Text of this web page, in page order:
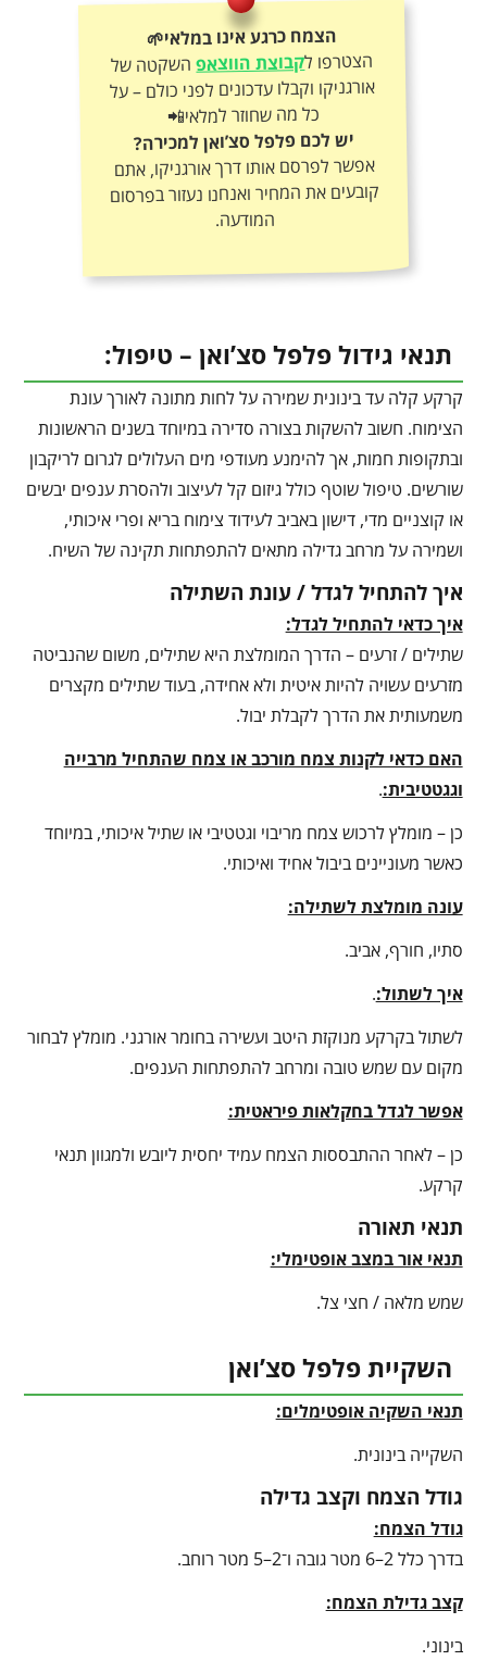
הצמח כרגע אינו במלאי🌱
הצטרפו לקבוצת הווצאפהשקטה של
אורגניקו וקבלו עדכונים לפני כולם – על
כל מה שחוזר למלאי📲
יש לכם פלפל סצ’ואן למכירה?
אפשר לפרסם אותו דרך אורגניקו, אתם
קובעים את המחיר ואנחנו נעזור בפרסום
המודעה.
תנאי גידול פלפל סצ’ואן – טיפול:
קרקע קלה עד בינונית שמירה על לחות מתונה לאורך עונת
הצימוח. חשוב להשקות בצורה סדירה במיוחד בשנים הראשונות
ובתקופות חמות, אך להימנע מעודפי מים העלולים לגרום לריקבון
שורשים. טיפול שוטף כולל גיזום קל לעיצוב ולהסרת ענפים יבשים
או קוצניים מדי, דישון באביב לעידוד צימוח בריא ופרי איכותי,
ושמירה על מרחב גדילה מתאים להתפתחות תקינה של השיח.
איך להתחיל לגדל / עונת השתילה
איך כדאי להתחיל לגדל:
שתילים / זרעים – הדרך המומלצת היא שתילים, משום שהנביטה
מזרעים עשויה להיות איטית ולא אחידה, בעוד שתילים מקצרים
משמעותית את הדרך לקבלת יבול.
האם כדאי לקנות צמח מורכב או צמח שהתחיל מרבייה
וגגטטיבית:.
כן – מומלץ לרכוש צמח מריבוי וגטטיבי או שתיל איכותי, במיוחד
כאשר מעוניינים ביבול אחיד ואיכותי.
עונה מומלצת לשתילה:
סתיו, חורף, אביב.
איך לשתול:.
לשתול בקרקע מנוקזת היטב ועשירה בחומר אורגני. מומלץ לבחור
מקום עם שמש טובה ומרחב להתפתחות הענפים.
אפשר לגדל בחקלאות פיראטית:
כן – לאחר ההתבססות הצמח עמיד יחסית ליובש ולמגוון תנאי
קרקע.
תנאי תאורה
תנאי אור במצב אופטימלי:
שמש מלאה / חצי צל.
השקיית פלפל סצ’ואן
תנאי השקיה אופטימלים:
השקייה בינונית.
גודל הצמח וקצב גדילה
גודל הצמח:
בדרך כלל 2–6 מטר גובה ו־2–5 מטר רוחב.
קצב גדילת הצמח:
בינוני.